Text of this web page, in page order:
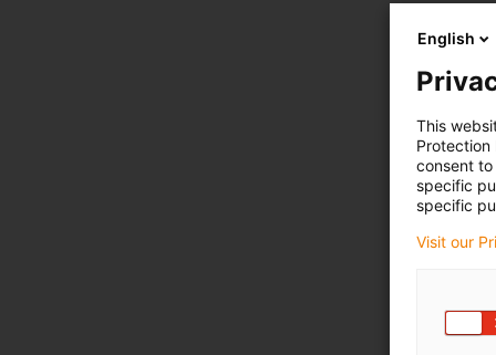
English
This
Protection
consent
specific
specific
Visit our